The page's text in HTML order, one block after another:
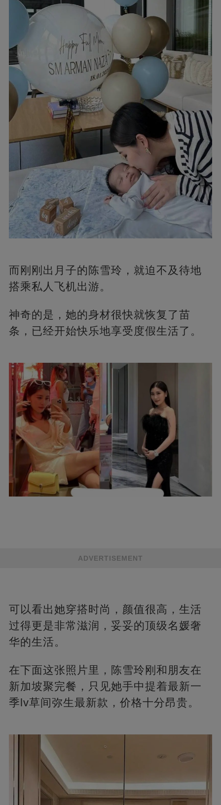
而刚刚出月子的陈雪玲，就迫不及待地
搭乘私人飞机出游。
神奇的是，她的身材很快就恢复了苗
条，已经开始快乐地享受度假生活了。
ADVERTISEMENT
可以看出她穿搭时尚，颜值很高，生活
过得更是非常滋润，妥妥的顶级名媛奢
华的生活。
在下面这张照片里，陈雪玲刚和朋友在
新加坡聚完餐，只见她手中提着最新一
季lv草间弥生最新款，价格十分昂贵。